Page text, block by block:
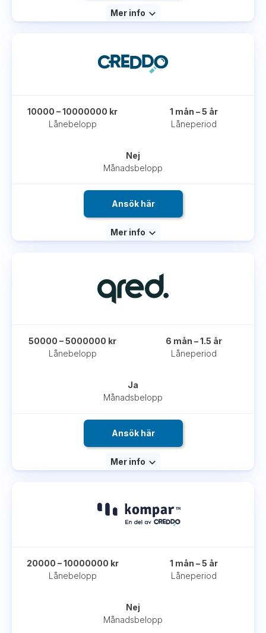
Mer info
Lånebelopp
10000 – 10000000 kr
Låneperiod
1 mån – 5 år
Månadsbelopp
Nej
Ansök här
Mer info
Lånebelopp
50000 – 5000000 kr
Låneperiod
6 mån – 1.5 år
Månadsbelopp
Ja
Ansök här
Mer info
Lånebelopp
20000 – 10000000 kr
Låneperiod
1 mån – 5 år
Månadsbelopp
Nej